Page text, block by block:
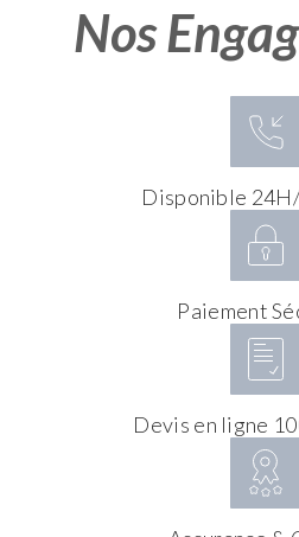
Nos
Disponible
Paiement
Devis en ligne